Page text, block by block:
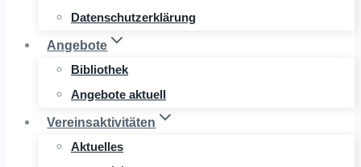
Datenschutzerklärung
Angebote
Bibliothek
Angebote aktuell
Vereinsaktivitäten
Aktuelles